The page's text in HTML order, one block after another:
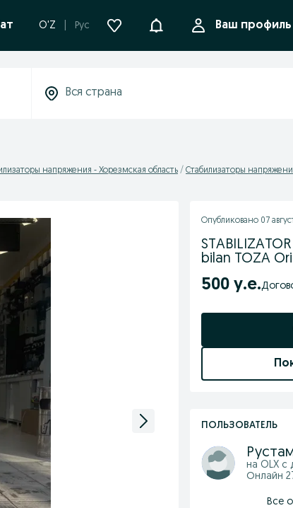
O'Z Рус УведомленияВаш профиль
напряжения - Хорезмская область Стабилизаторы
Опубликовано 07
bilan TOZA
500 у.е.
ПОЛЬЗОВАТЕЛЬ
на OLX с
Онлайн
Все